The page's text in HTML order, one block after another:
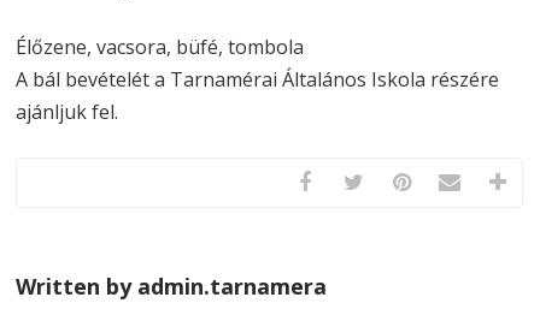
Élőzene, vacsora, büfé, tombola
A bál bevételét a Tarnamérai Általános Iskola részére
ajánljuk fel.
Written by admin.tarnamera